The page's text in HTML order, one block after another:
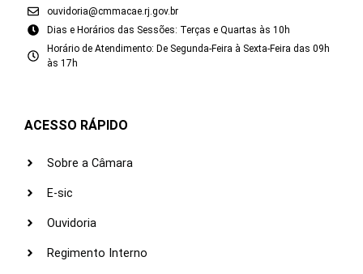
ouvidoria@cmmacae.rj.gov.br
Dias e Horários das Sessões: Terças e Quartas às 10h
Horário de Atendimento: De Segunda-Feira à Sexta-Feira das 09h
às 17h
ACESSO RÁPIDO
Sobre a Câmara
E-sic
Ouvidoria
Regimento Interno